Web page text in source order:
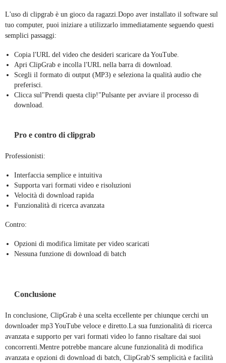
L'uso di clipgrab è un gioco da ragazzi.Dopo aver installato il software sul
tuo computer, puoi iniziare a utilizzarlo immediatamente seguendo questi
semplici passaggi:
Copia l'URL del video che desideri scaricare da YouTube.
Apri ClipGrab e incolla l'URL nella barra di download.
Scegli il formato di output (MP3) e seleziona la qualità audio che
preferisci.
Clicca sul"Prendi questa clip!"Pulsante per avviare il processo di
download.
Pro e contro di clipgrab
Professionisti:
Interfaccia semplice e intuitiva
Supporta vari formati video e risoluzioni
Velocità di download rapida
Funzionalità di ricerca avanzata
Contro:
Opzioni di modifica limitate per video scaricati
Nessuna funzione di download di batch
Conclusione
In conclusione, ClipGrab è una scelta eccellente per chiunque cerchi un
downloader mp3 YouTube veloce e diretto.La sua funzionalità di ricerca
avanzata e supporto per vari formati video lo fanno risaltare dai suoi
concorrenti.Mentre potrebbe mancare alcune funzionalità di modifica
avanzata e opzioni di download di batch, ClipGrab'S semplicità e facilità